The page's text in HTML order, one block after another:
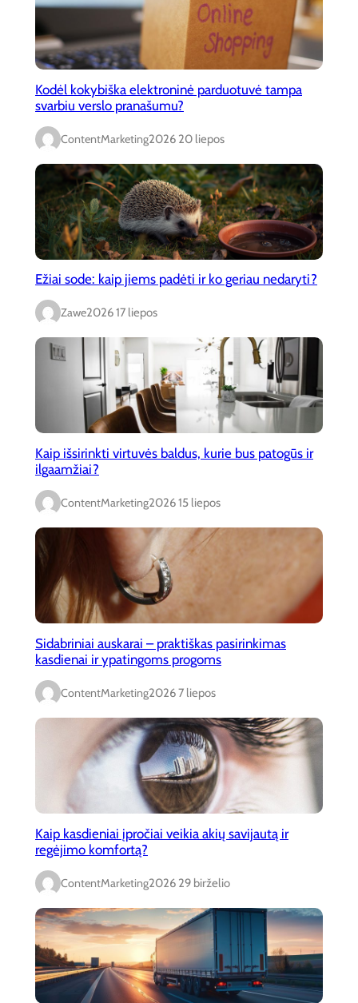
Kodėl kokybiška elektroninė parduotuvė tampa
svarbiu verslo pranašumu?
ContentMarketing2026 20 liepos
Ežiai sode: kaip jiems padėti ir ko geriau nedaryti?
Zawe2026 17 liepos
Kaip išsirinkti virtuvės baldus, kurie bus patogūs ir
ilgaamžiai?
ContentMarketing2026 15 liepos
Sidabriniai auskarai – praktiškas pasirinkimas
kasdienai ir ypatingoms progoms
ContentMarketing2026 7 liepos
Kaip kasdieniai įpročiai veikia akių savijautą ir
regėjimo komfortą?
ContentMarketing2026 29 birželio